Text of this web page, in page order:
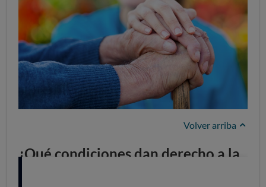
Volver arriba
¿Qué condiciones dan derecho a la